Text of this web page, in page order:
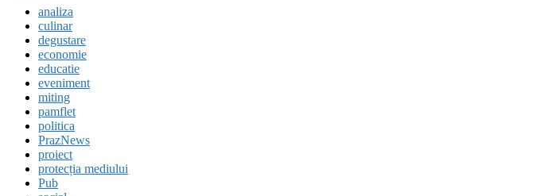
analiza
culinar
degustare
economie
educatie
eveniment
miting
pamflet
politica
PrazNews
proiect
protecția mediului
Pub